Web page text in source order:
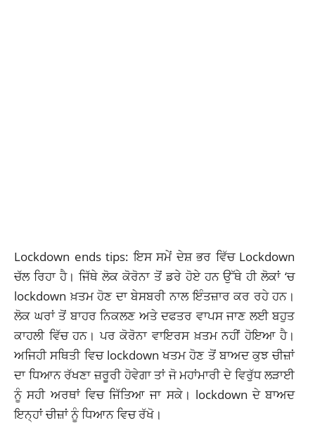
Lockdown ends tips:ਇਸ ਸਮੇਂ ਦੇਸ਼ ਭਰ ਵਿੱਚ Lockdown
ਚੱਲ ਰਿਹਾ ਹੈ। ਜਿੱਥੇ ਲੋਕ ਕੋਰੋਨਾ ਤੋਂ ਡਰੇ ਹੋਏ ਹਨ ਉੱਥੇ ਹੀ ਲੋਕਾਂ ‘ਚ
lockdown ਖ਼ਤਮ ਹੋਣ ਦਾ ਬੇਸਬਰੀ ਨਾਲ ਇੰਤਜ਼ਾਰ ਕਰ ਰਹੇ ਹਨ।
ਲੋਕ ਘਰਾਂ ਤੋਂ ਬਾਹਰ ਨਿਕਲਣ ਅਤੇ ਦਫਤਰ ਵਾਪਸ ਜਾਣ ਲਈ ਬਹੁਤ
ਕਾਹਲੀ ਵਿੱਚ ਹਨ। ਪਰ ਕੋਰੋਨਾ ਵਾਇਰਸ ਖ਼ਤਮ ਨਹੀਂ ਹੋਇਆ ਹੈ।
ਅਜਿਹੀ ਸਥਿਤੀ ਵਿਚ lockdown ਖਤਮ ਹੋਣ ਤੋਂ ਬਾਅਦ ਕੁਝ ਚੀਜ਼ਾਂ
ਦਾ ਧਿਆਨ ਰੱਖਣਾ ਜ਼ਰੂਰੀ ਹੋਵੇਗਾ ਤਾਂ ਜੋ ਮਹਾਂਮਾਰੀ ਦੇ ਵਿਰੁੱਧ ਲੜਾਈ
ਨੂੰ ਸਹੀ ਅਰਥਾਂ ਵਿਚ ਜਿੱਤਿਆ ਜਾ ਸਕੇ। lockdown ਦੇ ਬਾਅਦ
ਇਨ੍ਹਾਂ ਚੀਜ਼ਾਂ ਨੂੰ ਧਿਆਨ ਵਿਚ ਰੱਖੋ।